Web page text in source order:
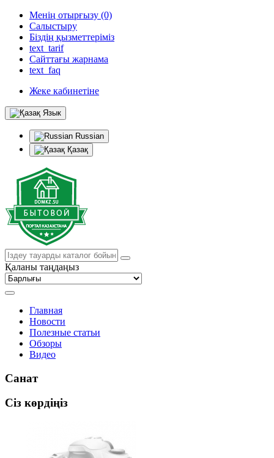
Менің отырғызу (0)
Салыстыру
Біздің қызметтеріміз
text_tarif
Сайттағы жарнама
text_faq
Жеке кабинетіне
Язык
Russian
Қазақ
Қаланы таңдаңыз
Главная
Новости
Полезные статьи
Обзоры
Видео
Санат
Сіз көрдіңіз